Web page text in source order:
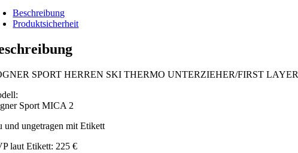
Beschreibung
Produktsicherheit
SPORT HERREN SKI THERMO UNTERZIEHER/FIRST LAYER
Sport MICA 2
und ungetragen mit Etikett
laut Etikett: 225 €